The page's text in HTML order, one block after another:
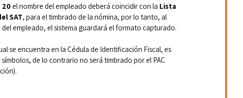
20 el nombre del empleado deberá coincidir con la Lista
SAT, para el timbrado de la nómina, por lo tanto, al
empleado, el sistema guardará el formato capturado.
se encuentra en la Cédula de Identificación Fiscal, es
de lo contrario no será timbrado por el PAC